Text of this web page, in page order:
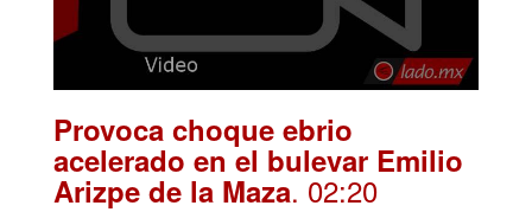
Provoca choque ebrio
acelerado en el bulevar Emilio
Arizpe de la Maza. 02:20